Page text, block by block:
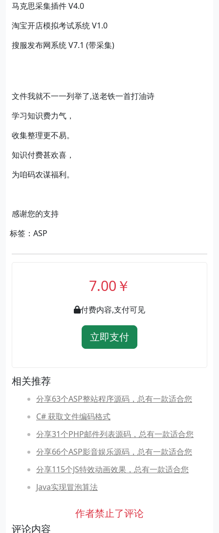
马克思采集插件 V4.0
淘宝开店模拟考试系统 V1.0
搜服发布网系统 V7.1 (带采集)
文件我就不一一列举了,送老铁一首打油诗
学习知识费力气，
收集整理更不易。
知识付费甚欢喜，
为咱码农谋福利。
感谢您的支持
标签：ASP
7.00￥
付费内容,支付可见
立即支付
相关推荐
分享63个ASP整站程序源码，总有一款适合您
C# 获取文件编码格式
分享31个PHP邮件列表源码，总有一款适合您
分享66个ASP影音娱乐源码，总有一款适合您
分享115个JS特效动画效果，总有一款适合您
Java实现冒泡算法
作者禁止了评论
评论内容